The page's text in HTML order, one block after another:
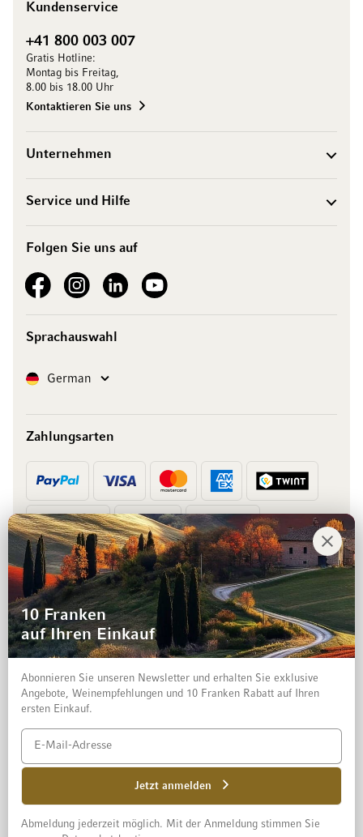
Kundenservice
+41 800 003 007
Gratis Hotline:
Montag bis Freitag,
8.00 bis 18.00 Uhr
Kontaktieren Sie uns
Unternehmen
Service und Hilfe
Folgen Sie uns auf
See our FacebookSee our Instagram account
See our LinkedInSee our YouTube channel
Sprachauswahl
SpracheGerman
Zahlungsarten
Vorkasse Rechnung
© 2026 Mövenpick Wein Schweiz AG
Datenschutz und Disclaimer
10 Franken
auf Ihren Einkauf
Abonnieren Sie unseren Newsletter und erhalten Sie exklusive
Angebote, Weinempfehlungen und 10 Franken Rabatt auf Ihren
ersten Einkauf.
Jetzt anmelden
Abmeldung jederzeit möglich. Mit der Anmeldung stimmen Sie